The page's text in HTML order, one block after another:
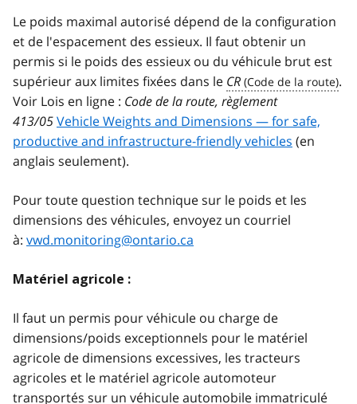
Le poids maximal autorisé dépend de la configuration
et de l'espacement des essieux. Il faut obtenir un
permis si le poids des essieux ou du véhicule brut est
supérieur aux limites fixées dans le CR
.
Voir Lois en ligne : Code de la route, règlement
413/05Vehicle Weights and Dimensions — for safe,
productive and infrastructure-friendly vehicles (en
anglais seulement).
Pour toute question technique sur le poids et les
dimensions des véhicules, envoyez un courriel
à: vwd.monitoring@ontario.ca
Matériel agricole :
Il faut un permis pour véhicule ou charge de
dimensions/poids exceptionnels pour le matériel
agricole de dimensions excessives, les tracteurs
agricoles et le matériel agricole automoteur
transportés sur un véhicule automobile immatriculé